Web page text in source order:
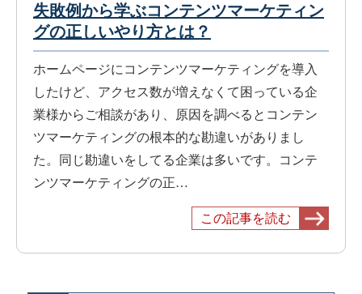
失敗例から学ぶコンテンツマーケティン
グの正しいやり方とは？
ホームページにコンテンツマーケティングを導入
したけど、アクセス数が増えなくて困っている企
業様からご相談があり、原因を調べるとコンテン
ツマーケティングの根本的な勘違いがありまし
た。同じ勘違いをしてる企業は多いです。コンテ
ンツマーケティングの正…
この記事を読む